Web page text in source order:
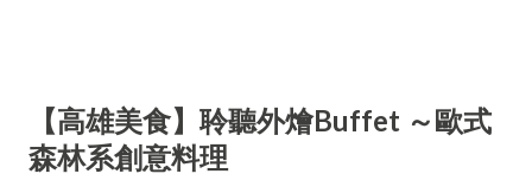
【高雄美食】聆聽外燴Buffet ～歐式
森林系創意料理